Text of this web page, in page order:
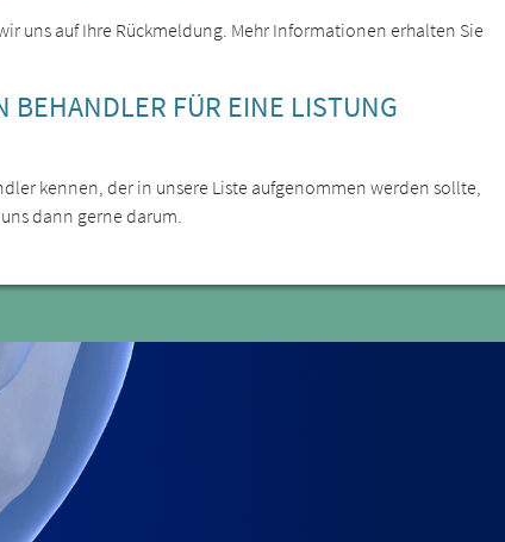
uns auf Ihre Rückmeldung. Mehr Informationen erhalten Sie
FÜR EINE LISTUNG
kennen, der in unsere Liste aufgenommen werden sollte,
dann gerne darum.